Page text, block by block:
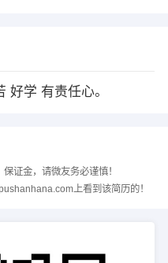
好学 有责任心。
证金，请微友务必谨慎！
上看到该简历的！